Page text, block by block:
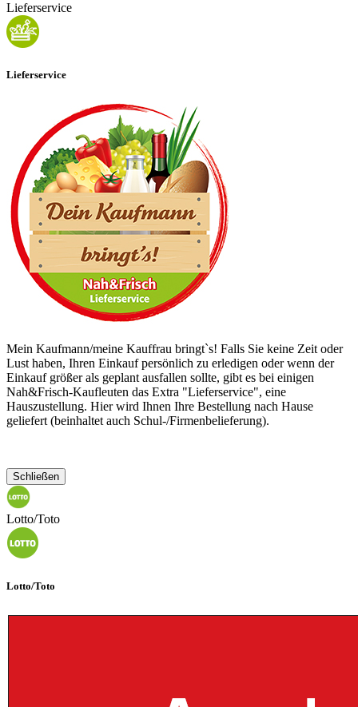
Lieferservice
Lieferservice
Mein Kaufmann/meine Kauffrau bringt`s! Falls Sie keine Zeit oder
Lust haben, Ihren Einkauf persönlich zu erledigen oder wenn der
Einkauf größer als geplant ausfallen sollte, gibt es bei einigen
Nah&Frisch-Kaufleuten das Extra "Lieferservice", eine
Hauszustellung. Hier wird Ihnen Ihre Bestellung nach Hause
geliefert (beinhaltet auch Schul-/Firmenbelieferung).
Schließen
Lotto/Toto
Lotto/Toto